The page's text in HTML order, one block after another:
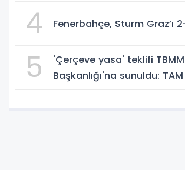
4 Fenerbahçe, Sturm Graz’ı
5
'Çerçeve yasa' teklifi TBMM
Başkanlığı'na sunuldu: TAM